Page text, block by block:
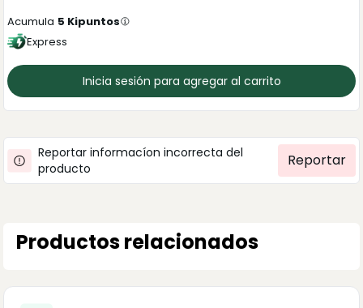
Acumula 5 Kipuntos
Express
Inicia sesión para agregar al carrito
Reportar informacíon incorrecta del
producto
Reportar
Productos relacionados